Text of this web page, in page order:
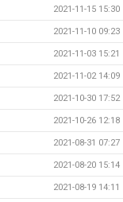
2021-11-15 15:30
2021-11-10 09:23
2021-11-03 15:21
2021-11-02 14:09
2021-10-30 17:52
2021-10-26 12:18
2021-08-31 07:27
2021-08-20 15:14
2021-08-19 14:11